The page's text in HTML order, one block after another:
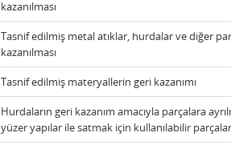
kazanılması
Tasnif edilmiş metal atıklar, hurdalar ve diğer
kazanılması
Tasnif edilmiş materyallerin geri kazanımı
Hurdaların geri kazanım amacıyla parçalara
yüzer yapılar ile satmak için kullanılabilir